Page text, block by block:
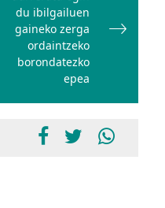
du ibilgailuen
gaineko zerga
ordaintzeko
borondatezko
epea